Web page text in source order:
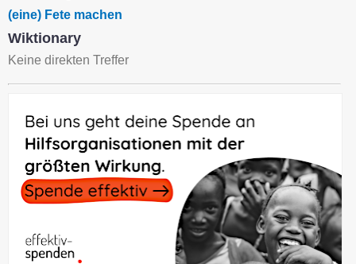
(eine) Fete machen
Wiktionary
Keine direkten Treffer